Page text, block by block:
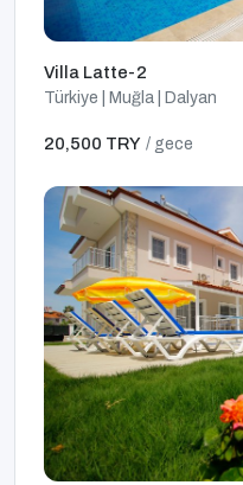
Villa Latte-2
Türkiye | Muğla | Dalyan
20,500 TRY / gece